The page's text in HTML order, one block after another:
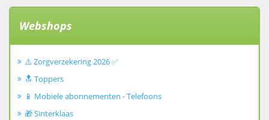
Webshops
⚠️ Zorgverzekering 2026 ✅
🔝 Toppers
📱 Mobiele abonnementen - Telefoons
🎁 Sinterklaas